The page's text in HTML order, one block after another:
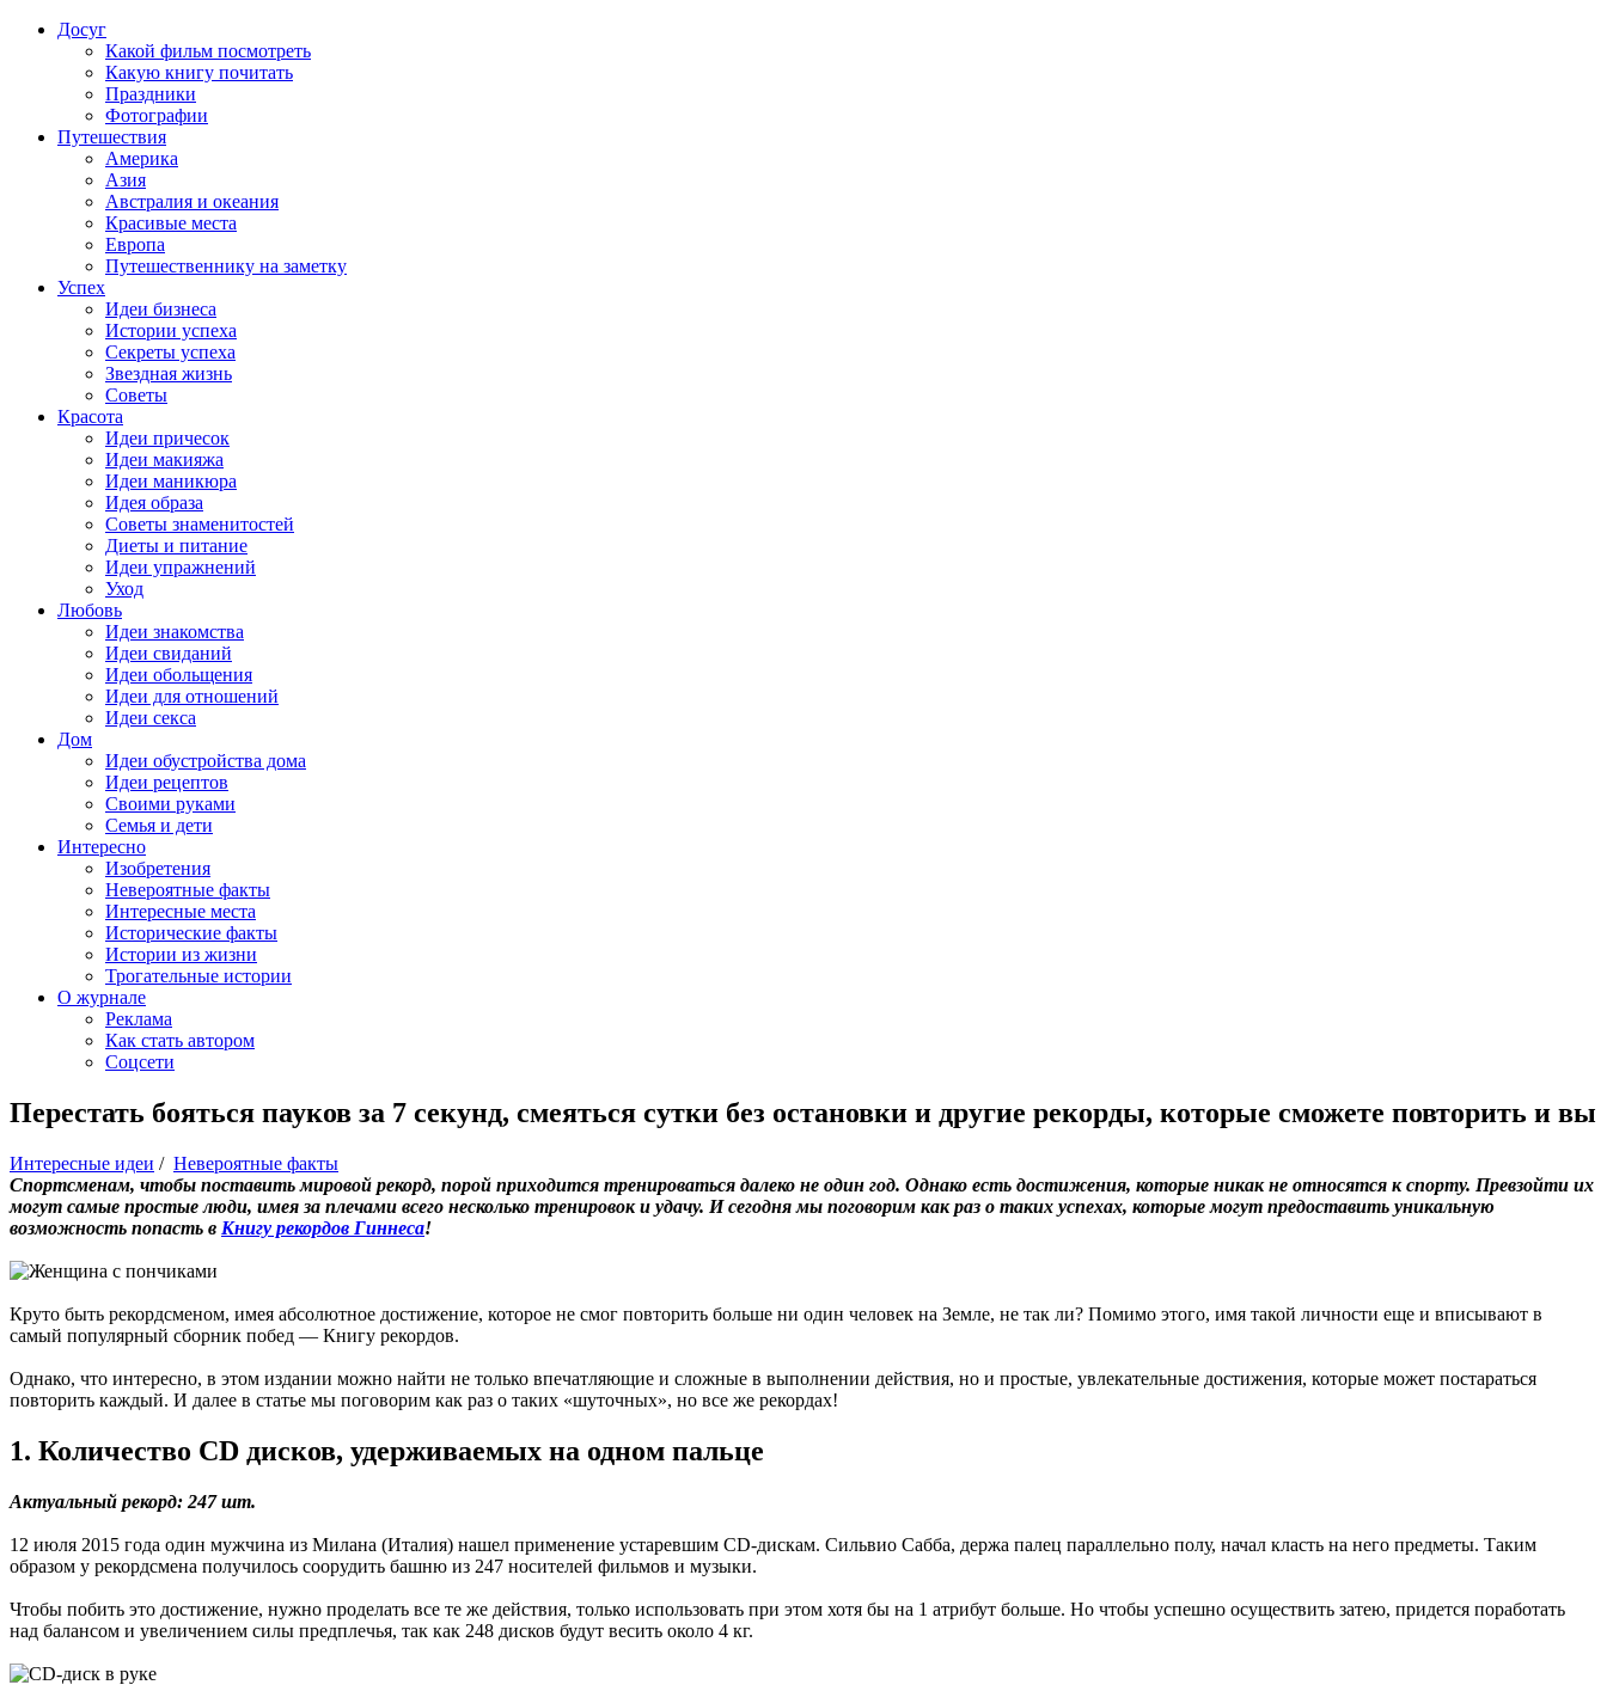
Досуг
Какой фильм посмотреть
Какую книгу почитать
Праздники
Фотографии
Путешествия
Америка
Азия
Австралия и океания
Красивые места
Европа
Путешественнику на заметку
Успех
Идеи бизнеса
Истории успеха
Секреты успеха
Звездная жизнь
Советы
Красота
Идеи причесок
Идеи макияжа
Идеи маникюра
Идея образа
Советы знаменитостей
Диеты и питание
Идеи упражнений
Уход
Любовь
Идеи знакомства
Идеи свиданий
Идеи обольщения
Идеи для отношений
Идеи секса
Дом
Идеи обустройства дома
Идеи рецептов
Своими руками
Семья и дети
Интересно
Изобретения
Невероятные факты
Интересные места
Исторические факты
Истории из жизни
Трогательные истории
О журнале
Реклама
Как стать автором
Соцсети
Перестать бояться пауков за 7 секунд, смеяться сутки без остановки и другие рекорды, которые сможете повторить и вы
Интересные идеи / Невероятные факты
Спортсменам, чтобы поставить мировой рекорд, порой приходится тренироваться далеко не один год. Однако есть достижения, которые никак не относятся к спорту. Превзойти их
могут самые простые люди, имея за плечами всего несколько тренировок и удачу. И сегодня мы поговорим как раз о таких успехах, которые могут предоставить уникальную
возможность попасть в Книгу рекордов Гиннеса!
Круто быть рекордсменом, имея абсолютное достижение, которое не смог повторить больше ни один человек на Земле, не так ли? Помимо этого, имя такой личности еще и вписывают в
самый популярный сборник побед — Книгу рекордов.
Однако, что интересно, в этом издании можно найти не только впечатляющие и сложные в выполнении действия, но и простые, увлекательные достижения, которые может постараться
повторить каждый. И далее в статье мы поговорим как раз о таких «шуточных», но все же рекордах!
1. Количество CD дисков, удерживаемых на одном пальце
Актуальный рекорд: 247 шт.
12 июля 2015 года один мужчина из Милана (Италия) нашел применение устаревшим CD-дискам. Сильвио Сабба, держа палец параллельно полу, начал класть на него предметы. Таким
образом у рекордсмена получилось соорудить башню из 247 носителей фильмов и музыки.
Чтобы побить это достижение, нужно проделать все те же действия, только использовать при этом хотя бы на 1 атрибут больше. Но чтобы успешно осуществить затею, придется поработать
над балансом и увеличением силы предплечья, так как 248 дисков будут весить около 4 кг.